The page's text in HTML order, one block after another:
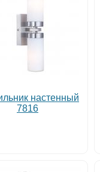
настенный
7816